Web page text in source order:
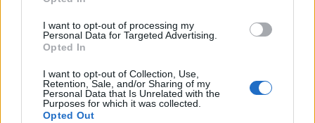
I want to opt-out of processing my
Personal Data for Targeted Advertising.
Opted In
I want to opt-out of Collection, Use,
Retention, Sale, and/or Sharing of my
Personal Data that Is Unrelated with the
Purposes for which it was collected.
Opted Out